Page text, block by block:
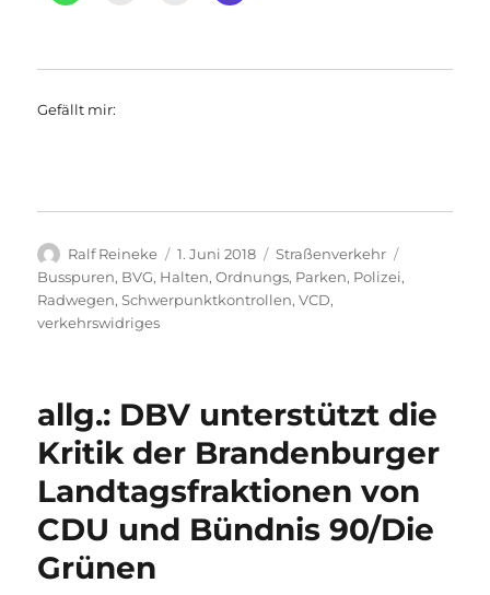
Gefällt mir:
Autor
Ralf Reineke
Veröffentlicht
am
1. Juni 2018 Kategorien
Straßenverkehr
Busspuren, BVG, Halten,Ordnungs, Parken, Polizei,
Radwegen,Schwerpunktkontrollen,VCD,
verkehrswidriges
allg.: DBV unterstützt die
Kritik der Brandenburger
Landtagsfraktionen von
CDU und Bündnis 90/Die
Grünen